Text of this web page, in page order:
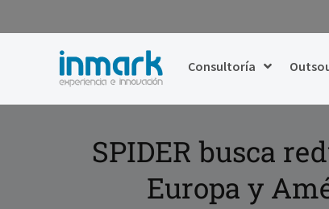
Consultoría
SPIDER busca
Europa y